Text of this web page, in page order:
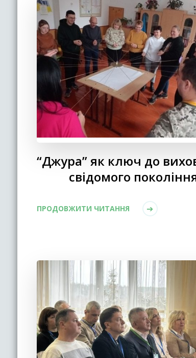
“Джура” як ключ до
свідомого
ПРОДОВЖИТИ ЧИТАННЯ